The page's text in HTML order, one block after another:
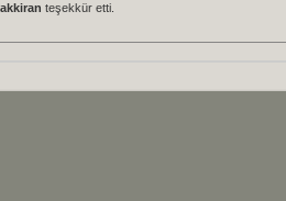
teşekkür etti.